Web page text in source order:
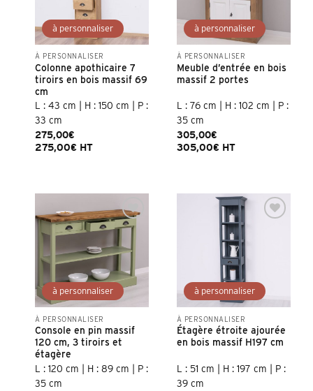
À PERSONNALISER
Colonne apothicaire 7
tiroirs en bois massif 69
cm
L : 43 cm | H : 150 cm | P :
33 cm
275,00€
275,00€ HT
À PERSONNALISER
Meuble d’entrée en bois
massif 2 portes
L : 76 cm | H : 102 cm | P :
35 cm
305,00€
305,00€ HT
À PERSONNALISER
Console en pin massif
120 cm, 3 tiroirs et
étagère
L : 120 cm | H : 89 cm | P :
35 cm
À PERSONNALISER
Étagère étroite ajourée
en bois massif H197 cm
L : 51 cm | H : 197 cm | P :
39 cm